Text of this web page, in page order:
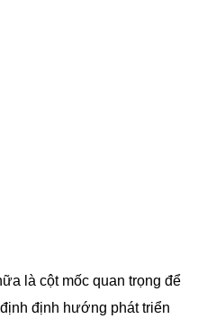
là cột mốc quan trọng để
định hướng phát triển